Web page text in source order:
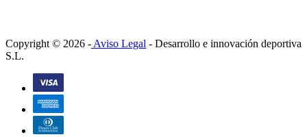
Copyright © 2026 - Aviso Legal - Desarrollo e innovación deportiva
S.L.